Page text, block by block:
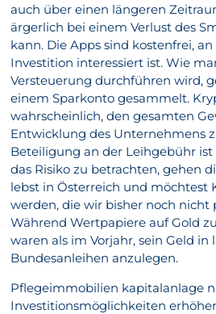
auch über einen längeren
ärgerlich bei einem Verlust des
kann. Die Apps sind kostenfrei,
Investition interessiert ist. Wie
Versteuerung durchführen wird,
einem Sparkonto gesammelt.
wahrscheinlich, den gesamten
Entwicklung des Unternehmens
Beteiligung an der Leihgebühr
das Risiko zu betrachten, gehen
lebst in Österreich und möchtest
werden, die wir bisher noch nicht
Während Wertpapiere auf Gold
waren als im Vorjahr, sein Geld in
Bundesanleihen anzulegen.
Pflegeimmobilien kapitalanlage
Investitionsmöglichkeiten